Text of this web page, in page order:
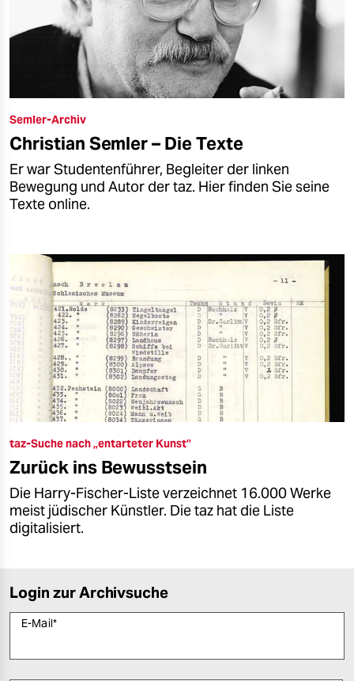
Semler-Archiv
Christian Semler – Die Texte
Er war Studentenführer, Begleiter der linken
Bewegung und Autor der taz. Hier finden Sie seine
Texte online.
taz-Suche nach „entarteter Kunst”
Zurück ins Bewusstsein
Die Harry-Fischer-Liste verzeichnet 16.000 Werke
meist jüdischer Künstler. Die taz hat die Liste
digitalisiert.
Login zur Archivsuche
E-Mail*